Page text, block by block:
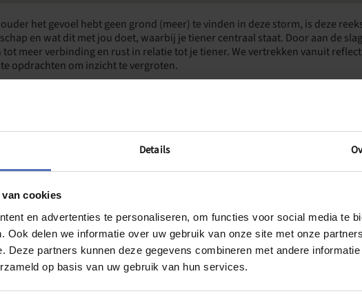
Details
cookies
en advertenties te personaliseren, om functies voor social media te
Ook delen we informatie over uw gebruik van onze site met onze
Deze partners kunnen deze gegevens combineren met andere
op basis van uw gebruik van hun services.
het gevoel hebt geen grond (meer) te vinden in deze storm, is deze
en wat dit met jou doet, waarbij je tiener centraal staat. Door aan de
meer verbinding en rust in relatie tot je tiener. We vertrekken vanuit
opdrachten om inzicht te vergroten.
met Astrid Vandeput, Klinisch Psycholoog en Relatie-, Gezins-
noden als ouder(paar) in kaart gebracht. Er is ruimte voor (praktische)
en/of een ander aanbod beter zou aansluiten. Een gesprek ter
kleine groepjes met +/- 10 ouders.
van je tiener?
op je stijl en draagkracht?
het stellen van verwachtingen naar je kind?
storm?
je gezin stormt?